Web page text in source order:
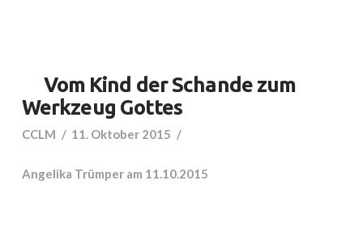
Vom Kind der Schande zum
Werkzeug Gottes
CCLM 11. Oktober 2015
Angelika Trümper am 11.10.2015